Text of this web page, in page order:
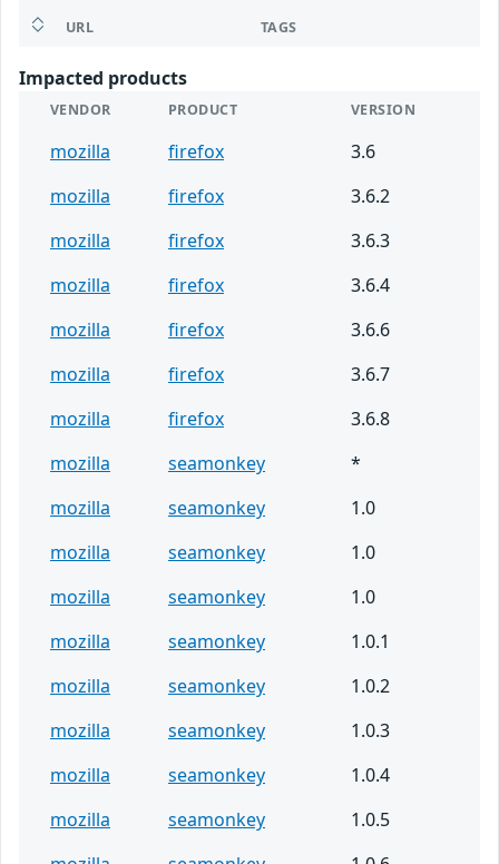
URL TAGS
Impacted products
VENDOR PRODUCT VERSION
mozilla firefox
3.6
mozilla
firefox
3.6.2
mozilla
firefox
3.6.3
mozilla
firefox
3.6.4
mozilla
firefox
3.6.6
mozilla
firefox
3.6.7
mozilla
firefox
3.6.8
mozilla
seamonkey
*
mozilla
seamonkey
1.0
mozilla
seamonkey
1.0
mozilla
seamonkey
1.0
mozilla
seamonkey
1.0.1
mozilla
seamonkey
1.0.2
mozilla
seamonkey
1.0.3
mozilla
seamonkey
1.0.4
mozilla
seamonkey
1.0.5